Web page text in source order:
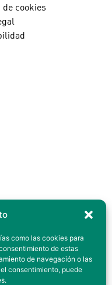
como las cookies para
de estas
de navegación o las
consentimiento, puede
cookies